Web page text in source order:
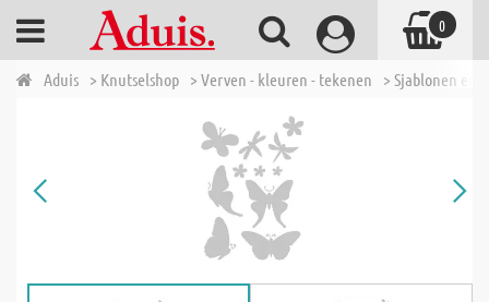
Aduis > Knutselshop > Verven - kleuren - tekenen > Sjablonen en
0